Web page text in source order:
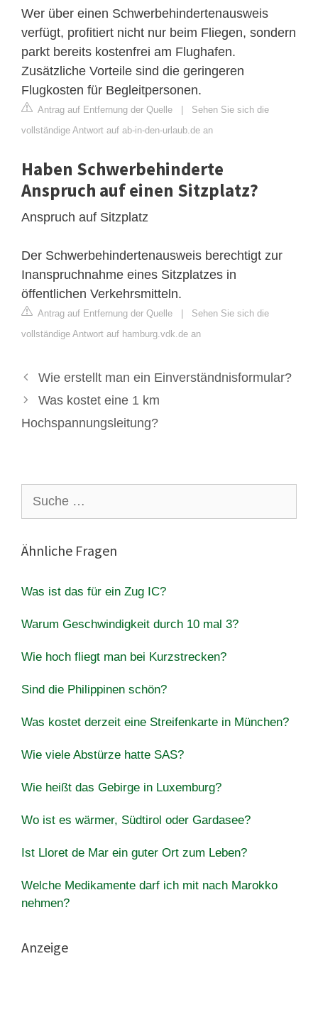
Wer über einen Schwerbehindertenausweis
verfügt, profitiert nicht nur beim Fliegen, sondern
parkt bereits kostenfrei am Flughafen.
Zusätzliche Vorteile sind die geringeren
Flugkosten für Begleitpersonen.
Antrag auf Entfernung der Quelle | Sehen Sie sich die
vollständige Antwort auf ab-in-den-urlaub.de an
Haben Schwerbehinderte
Anspruch auf einen Sitzplatz?
Anspruch auf Sitzplatz
Der Schwerbehindertenausweis berechtigt zur
Inanspruchnahme eines Sitzplatzes in
öffentlichen Verkehrsmitteln.
Antrag auf Entfernung der Quelle | Sehen Sie sich die
vollständige Antwort auf hamburg.vdk.de an
Wie erstellt man ein Einverständnisformular?
Was kostet eine 1 km
Hochspannungsleitung?
nach:
Ähnliche Fragen
Was ist das für ein Zug IC?
Warum Geschwindigkeit durch 10 mal 3?
Wie hoch fliegt man bei Kurzstrecken?
Sind die Philippinen schön?
Was kostet derzeit eine Streifenkarte in München?
Wie viele Abstürze hatte SAS?
Wie heißt das Gebirge in Luxemburg?
Wo ist es wärmer, Südtirol oder Gardasee?
Ist Lloret de Mar ein guter Ort zum Leben?
Welche Medikamente darf ich mit nach Marokko
nehmen?
Anzeige